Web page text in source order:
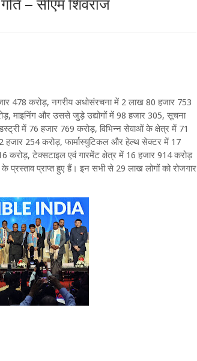
478 करोड़, नगरीय अधोसंरचना में 2 लाख 80 हजार 753
माइनिंग और उससे जुड़े उद्योगों में 98 हजार 305, सूचना
में 76 हजार 769 करोड़, विभिन्न सेवाओं के क्षेत्र में 71
हजार 254 करोड़, फार्मास्युटिकल और हेल्थ सेक्टर में 17
करोड़, टेक्सटाइल एवं गारमेंट क्षेत्र में 16 हजार 914 करोड़
प्राप्त हुए हैं। इन सभी से 29 लाख लोगों को रोजगार